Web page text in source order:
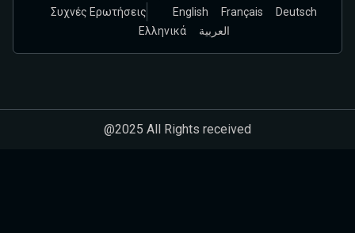
Συχνές Ερωτήσεις
English Français
Deutsch
Ελληνικά
العربية
@2025 All Rights received